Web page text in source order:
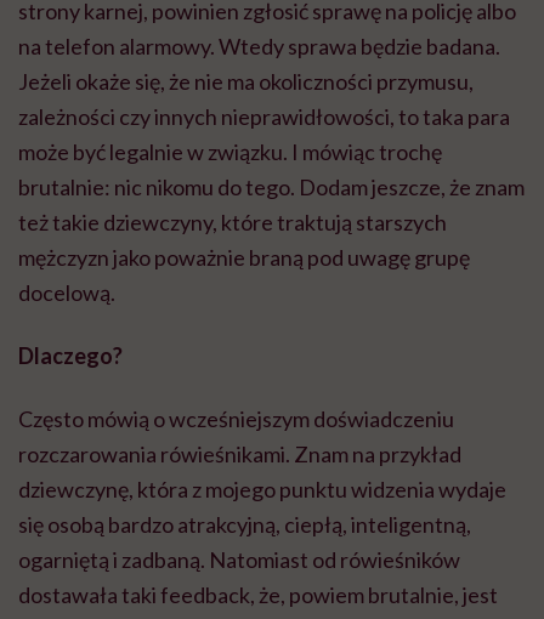
strony karnej, powinien zgłosić sprawę na policję albo
na telefon alarmowy. Wtedy sprawa będzie badana.
Jeżeli okaże się, że nie ma okoliczności przymusu,
zależności czy innych nieprawidłowości, to taka para
może być legalnie w związku. I mówiąc trochę
brutalnie: nic nikomu do tego. Dodam jeszcze, że znam
też takie dziewczyny, które traktują starszych
mężczyzn jako poważnie braną pod uwagę grupę
docelową.
Dlaczego?
Często mówią o wcześniejszym doświadczeniu
rozczarowania rówieśnikami. Znam na przykład
dziewczynę, która z mojego punktu widzenia wydaje
się osobą bardzo atrakcyjną, ciepłą, inteligentną,
ogarniętą i zadbaną. Natomiast od rówieśników
dostawała taki feedback, że, powiem brutalnie, jest